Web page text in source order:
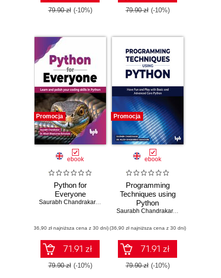
79.90 zł (-10%) 79.90 zł (-10%)
Promocja
ebook
Python for
Everyone
Saurabh Chandrakar
,Dr. Nilesh Bhaskarrao Bahadure
(36,90 zł najniższa cena z 30 dni)
71.91 zł
79.90 zł (-10%)
Promocja
ebook
Programming
Techniques using
Python
Saurabh Chandrakar
,Dr. Nilesh
(36,90 zł najniższa cena z 30 dni)
71.91 zł
79.90 zł (-10%)